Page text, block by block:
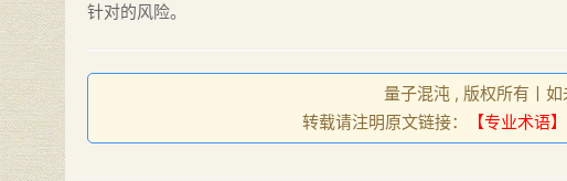
针对的风险。
量子混沌 , 版权所有丨
转载请注明原文链接：
【专业术语